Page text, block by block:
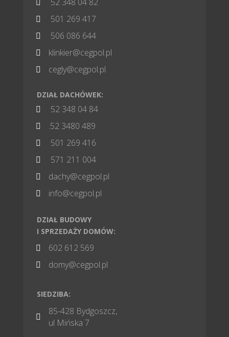

 501 269 417
 506 086 644
 klinkier@cegpol.pl
 cegly@cegpol.pl
DZIAŁ DACHÓWEK:
 52 348 04 84
 .52 3480 489
 501 269 416
 571 211 004
 dachy@cegpol.pl
 info@cegpol.pl
DZIAŁ BUDOWY
I SPRZEDAŻY DOMÓW:
 602 612 569
 domy@cegpol.pl
SIEDZIBA:

85-428 Bydgoszcz,
ul Mińska 7